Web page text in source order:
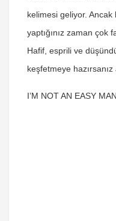
kelimesi geliyor.
yaptığınız zaman çok
Hafif, esprili ve
keşfetmeye
I’M NOT AN EASY